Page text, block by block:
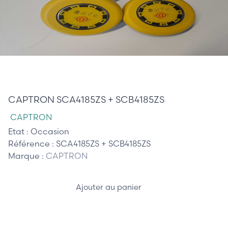
CAPTRON SCA4185ZS + SCB4185ZS
CAPTRON
Etat : Occasion
Référence : SCA4185ZS + SCB4185ZS
Marque : CAPTRON
Ajouter au panier